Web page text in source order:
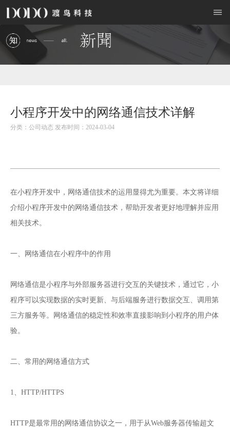
小程序开发中的网络通信技术详解
分类：公司动态 发布时间：2024-03-04
在小程序开发中，网络通信技术的运用显得尤为重要。本文将详细
介绍小程序开发中的网络通信技术，帮助开发者更好地理解并应用
相关技术。
一、网络通信在小程序中的作用
网络通信是小程序与外部服务器进行交互的关键技术，通过它，小
程序可以实现数据的实时更新、与后端服务进行数据交互、调用第
三方服务等。网络通信的稳定性和效率直接影响到小程序的用户体
验。
二、常用的网络通信方式
1、HTTP/HTTPS
HTTP是最常用的网络通信协议之一，用于从Web服务器传输超文